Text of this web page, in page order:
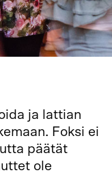
ja lattian
Foksi ei
päätät
ole